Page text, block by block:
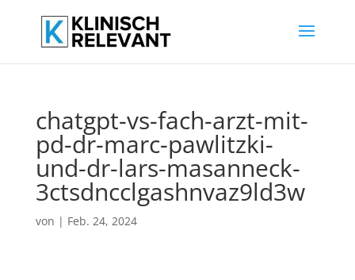
chatgpt-vs-fach-arzt-mit-
pd-dr-marc-pawlitzki-
und-dr-lars-masanneck-
3ctsdncclgashnvaz9ld3w
von | Feb. 24, 2024